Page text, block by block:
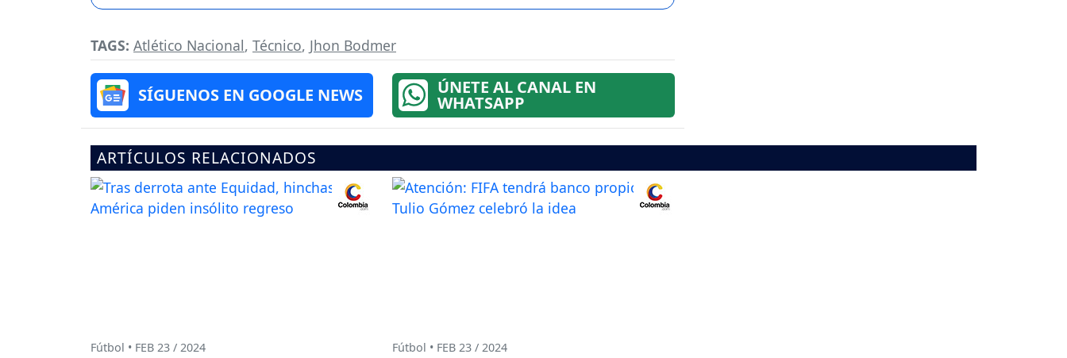
TAGS: Atlético Nacional, Técnico, Jhon Bodmer
SÍGUENOS EN GOOGLE NEWS ÚNETE AL CANAL EN
WHATSAPP
ARTÍCULOS RELACIONADOS
Fútbol • FEB 23 / 2024 Fútbol • FEB 23 / 2024